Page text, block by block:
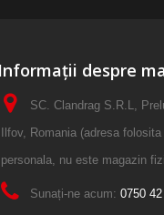
Informații despre
SC. Clandrag S.R.L,
Ilfov, Romania (adresa
personala, nu este magazin
Sunați-ne acum: 0750